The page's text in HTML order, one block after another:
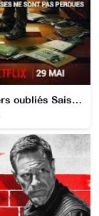
Les Dossiers oubliés Saison 1